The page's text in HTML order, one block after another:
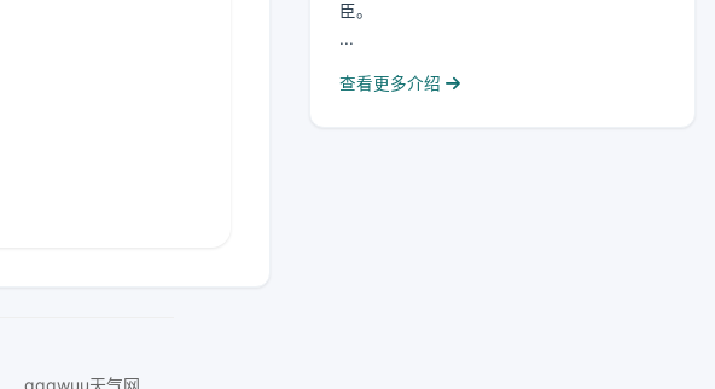
臣。
...
查看更多介绍
qqqwuu天气网